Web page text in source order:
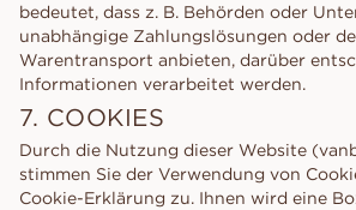
bedeutet, dass z. B. Behörden oder
unabhängige Zahlungslösungen oder
Warentransport anbieten, darüber
Informationen verarbeitet werden.
7. COOKIES
Durch die Nutzung dieser Website
stimmen Sie der Verwendung von
Cookie-Erklärung zu. Ihnen wird eine